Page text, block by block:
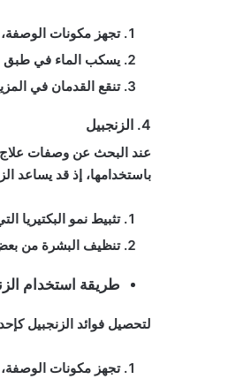
تجهز مكونات
يسكب الماء في طبق
تنقع القدمان في المزيج
4. الزنجبيل
عند البحث عن وصفات علاج
باستخدامها، إذ قد يساعد
تثبيط نمو البكتيريا
تنظيف البشرة من
طريقة استخدام
لتحصيل فوائد الزنجبيل
تجهز مكونات